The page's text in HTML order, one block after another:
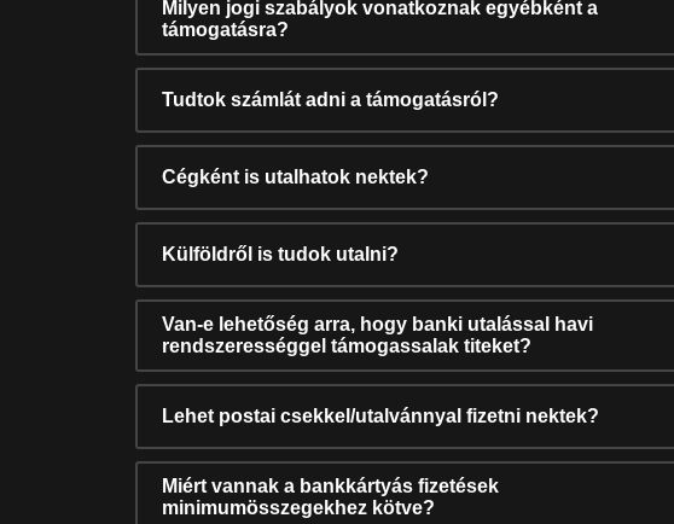
Milyen jogi szabályok vonatkoznak egyébként a
támogatásra?
Tudtok számlát adni a támogatásról?
Cégként is utalhatok nektek?
Külföldről is tudok utalni?
Van-e lehetőség arra, hogy banki utalással havi
rendszerességgel támogassalak titeket?
Lehet postai csekkel/utalvánnyal fizetni nektek?
Miért vannak a bankkártyás fizetések
minimumösszegekhez kötve?